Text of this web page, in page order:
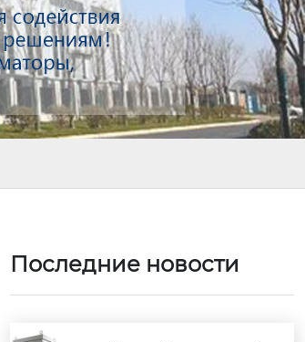
Последние новости